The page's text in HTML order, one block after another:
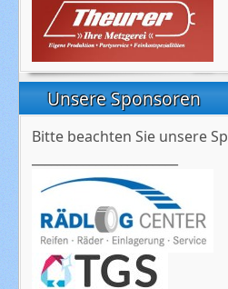
Unsere Sponsoren
Bitte beachten Sie unsere